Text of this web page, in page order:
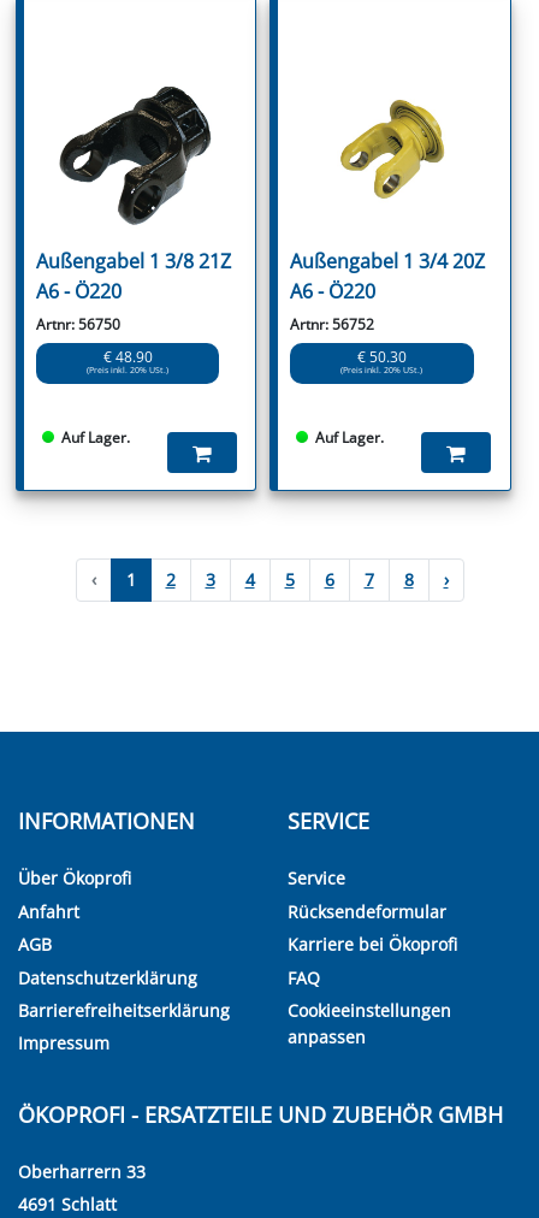
Außengabel 1 3/8 21Z
A6 - Ö220
Artnr: 56750
€ 48.90
(Preis inkl. 20% USt.)
Auf Lager.
Außengabel 1 3/4 20Z
A6 - Ö220
Artnr: 56752
€ 50.30
(Preis inkl. 20% USt.)
Auf Lager.
‹ 1 2 3 4 5 6 7 8 ›
INFORMATIONEN
Über Ökoprofi
Anfahrt
AGB
Datenschutzerklärung
Barrierefreiheitserklärung
Impressum
SERVICE
Service
Rücksendeformular
Karriere bei Ökoprofi
FAQ
Cookieeinstellungen
anpassen
ÖKOPROFI - ERSATZTEILE UND ZUBEHÖR GMBH
Oberharrern 33
4691 Schlatt